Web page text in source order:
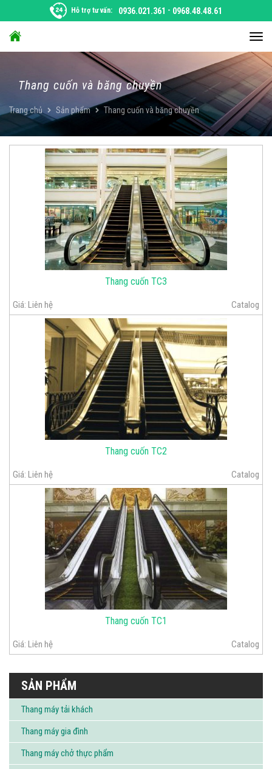
dung
Hỗ trợ tư vấn: 0936.021.361 - 0968.48.48.61
đổi
điều
Thang cuốn và băng chuyền
Trang chủ Sản phẩm Thang cuốn và băng chuyền
Thang cuốn TC3
Giá: Liên hệ Catalog
Thang cuốn TC2
Giá: Liên hệ Catalog
Thang cuốn TC1
Giá: Liên hệ Catalog
SẢN PHẨM
Thang máy tải khách
Thang máy gia đình
Thang máy chở thực phẩm